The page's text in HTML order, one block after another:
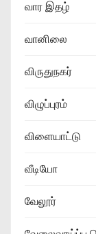
வார இதழ்
வானிலை
விருதுநகர்
விழுப்புரம்
விளையாட்டு
வீடியோ
வேலூர்